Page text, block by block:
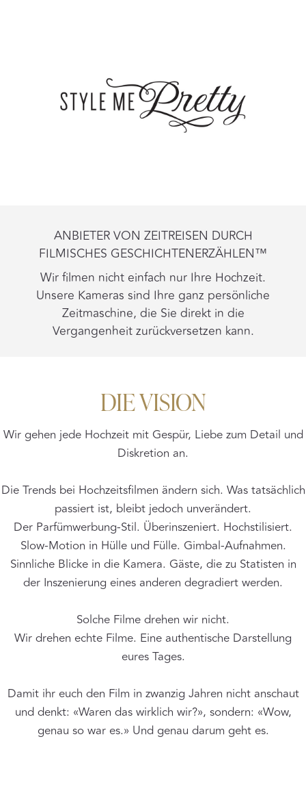
ANBIETER VON ZEITREISEN DURCH
FILMISCHES GESCHICHTENERZÄHLEN™
Wir filmen nicht einfach nur Ihre Hochzeit.
Unsere Kameras sind Ihre ganz persönliche
Zeitmaschine, die Sie direkt in die
Vergangenheit zurückversetzen kann.
DIE VISION
Wir gehen jede Hochzeit mit Gespür, Liebe zum Detail und
Diskretion an.
Die Trends bei Hochzeitsfilmen ändern sich. Was tatsächlich
passiert ist, bleibt jedoch unverändert.
Der Parfümwerbung-Stil. Überinszeniert. Hochstilisiert.
Slow-Motion in Hülle und Fülle. Gimbal-Aufnahmen.
Sinnliche Blicke in die Kamera. Gäste, die zu Statisten in
der Inszenierung eines anderen degradiert werden.
Solche Filme drehen wir nicht.
Wir drehen echte Filme. Eine authentische Darstellung
eures Tages.
Damit ihr euch den Film in zwanzig Jahren nicht anschaut
und denkt: «Waren das wirklich wir?», sondern: «Wow,
genau so war es.» Und genau darum geht es.